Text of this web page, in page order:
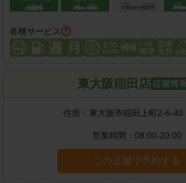
各種サービス
東大阪稲田店
住所： 東大阪市稲田上町2-6-40
営業時間： 08:00-20:00
この店舗で予約する